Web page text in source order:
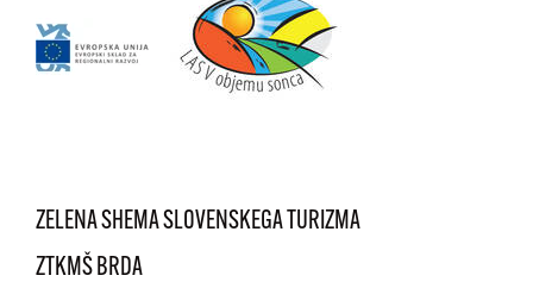
ZELENA SHEMA SLOVENSKEGA TURIZMA
ZTKMŠ BRDA